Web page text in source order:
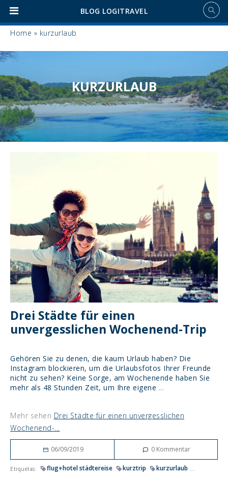
BLOG LOGITRAVEL
Home » kurzurlaub
KURZURLAUB
Drei Städte für einen
unvergesslichen Wochenend-Trip
Gehören Sie zu denen, die kaum Urlaub haben? Die
Instagram blockieren, um die Urlaubsfotos Ihrer Freunde
nicht zu sehen? Keine Sorge, am Wochenende haben Sie
mehr als 48 Stunden Zeit, um Ihre eigene ...
Mehr sehen Drei Städte für einen unvergesslichen
Wochenend-...
06/09/2019 0 Kommentar
Etiquetas: flug+hotel städtereise kurztrip kurzurlaub